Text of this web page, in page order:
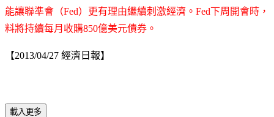
能讓聯準會（Fed）更有理由繼續刺激經濟。Fed下周開會時，
料將持續每月收購850億美元債券。
【2013/04/27 經濟日報】
載入更多